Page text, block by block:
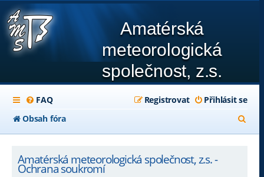
Amatérská
meteorologická
společnost, z.s.
FAQ Přihlásit se
Registrovat
Obsah fóra
l
Amatérská meteorologická společnost, z.s. -
Ochrana soukromí